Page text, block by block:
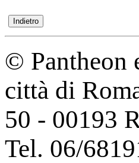
© Pantheon
città di
50 - 00193
Tel. 06/